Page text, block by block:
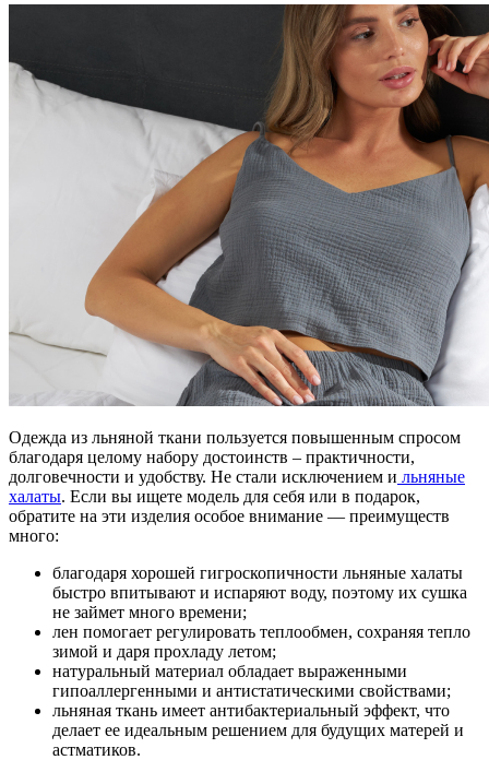
Одежда из льняной ткани пользуется повышенным спросом
благодаря целому набору достоинств – практичности,
долговечности и удобству. Не стали исключением и льняные
халаты. Если вы ищете модель для себя или в подарок,
обратите на эти изделия особое внимание — преимуществ
много:
благодаря хорошей гигроскопичности льняные халаты
быстро впитывают и испаряют воду, поэтому их сушка
не займет много времени;
лен помогает регулировать теплообмен, сохраняя тепло
зимой и даря прохладу летом;
натуральный материал обладает выраженными
гипоаллергенными и антистатическими свойствами;
льняная ткань имеет антибактериальный эффект, что
делает ее идеальным решением для будущих матерей и
астматиков.